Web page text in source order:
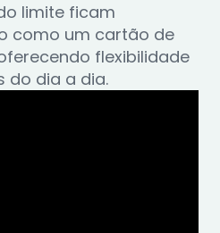
limite ficam
como um cartão de
flexibilidade
do dia a dia.